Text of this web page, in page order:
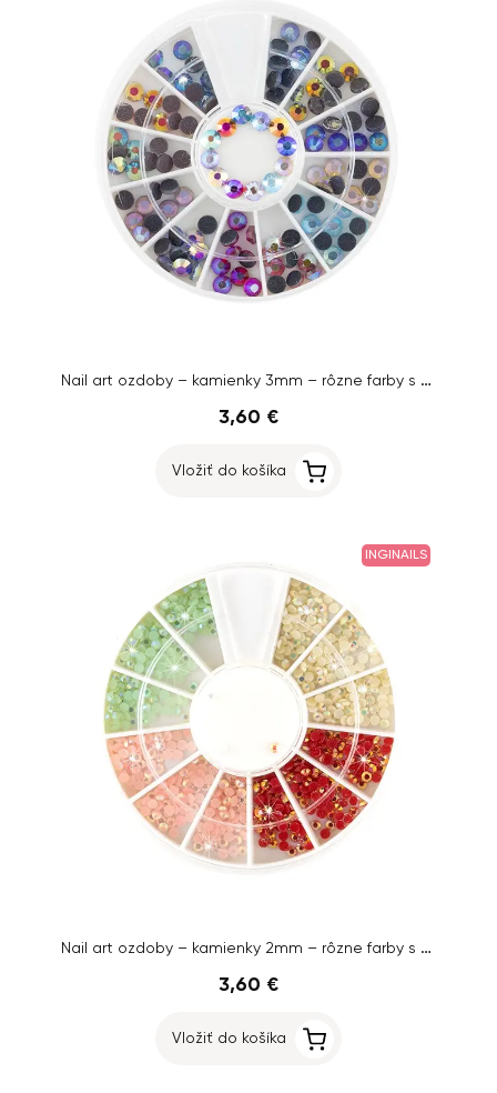
Nail art ozdoby – kamienky 3mm – rôzne farby s AB efektom
3,60 €
Vložiť do košíka
INGINAILS
Nail art ozdoby – kamienky 2mm – rôzne farby s AB efektom
3,60 €
Vložiť do košíka